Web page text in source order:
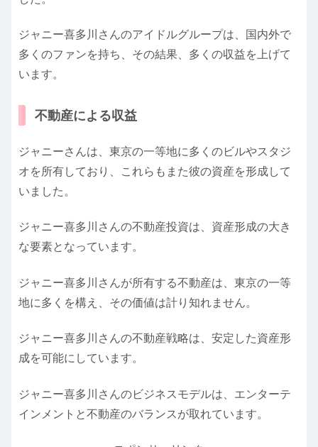
ジャニー喜多川さんのアイドルグループは、国内外で
多くのファンを持ち、その結果、多くの収益を上げて
います。
不動産による収益
ジャニーさんは、東京の一等地に多くのビルやスタジ
オを所有しており、これらもまた彼の資産を形成して
いました。
ジャニー喜多川さんの不動産投資は、資産形成の大き
な要素となっています。
ジャニー喜多川さんが所有する不動産は、東京の一等
地に多くを構え、その価値は計り知れません。
ジャニー喜多川さんの不動産戦略は、安定した資産形
成を可能にしています。
ジャニー喜多川さんのビジネスモデルは、エンターテ
インメントと不動産のバランスが取れています。